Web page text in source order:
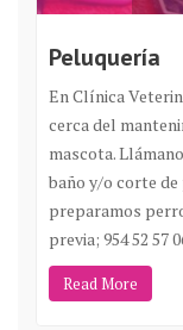
Peluquería
En Clínica
cerca del
mascota.
baño y/o corte
preparamos
previa; 954 52 57
Read More